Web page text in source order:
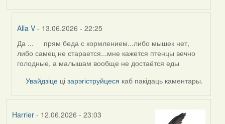
Alla V - 13.06.2026 - 22:25
In
reply
to
Да ... прям беда с кормлением...либо мышек нет,
либо самец не старается...мне кажется птенцы вечно
голодные, а малышам вообще не достаётся еды
Увайдзіце цізарэгіструйцеся каб пакідаць каментары.
Harrier- 12.06.2026 - 23:03